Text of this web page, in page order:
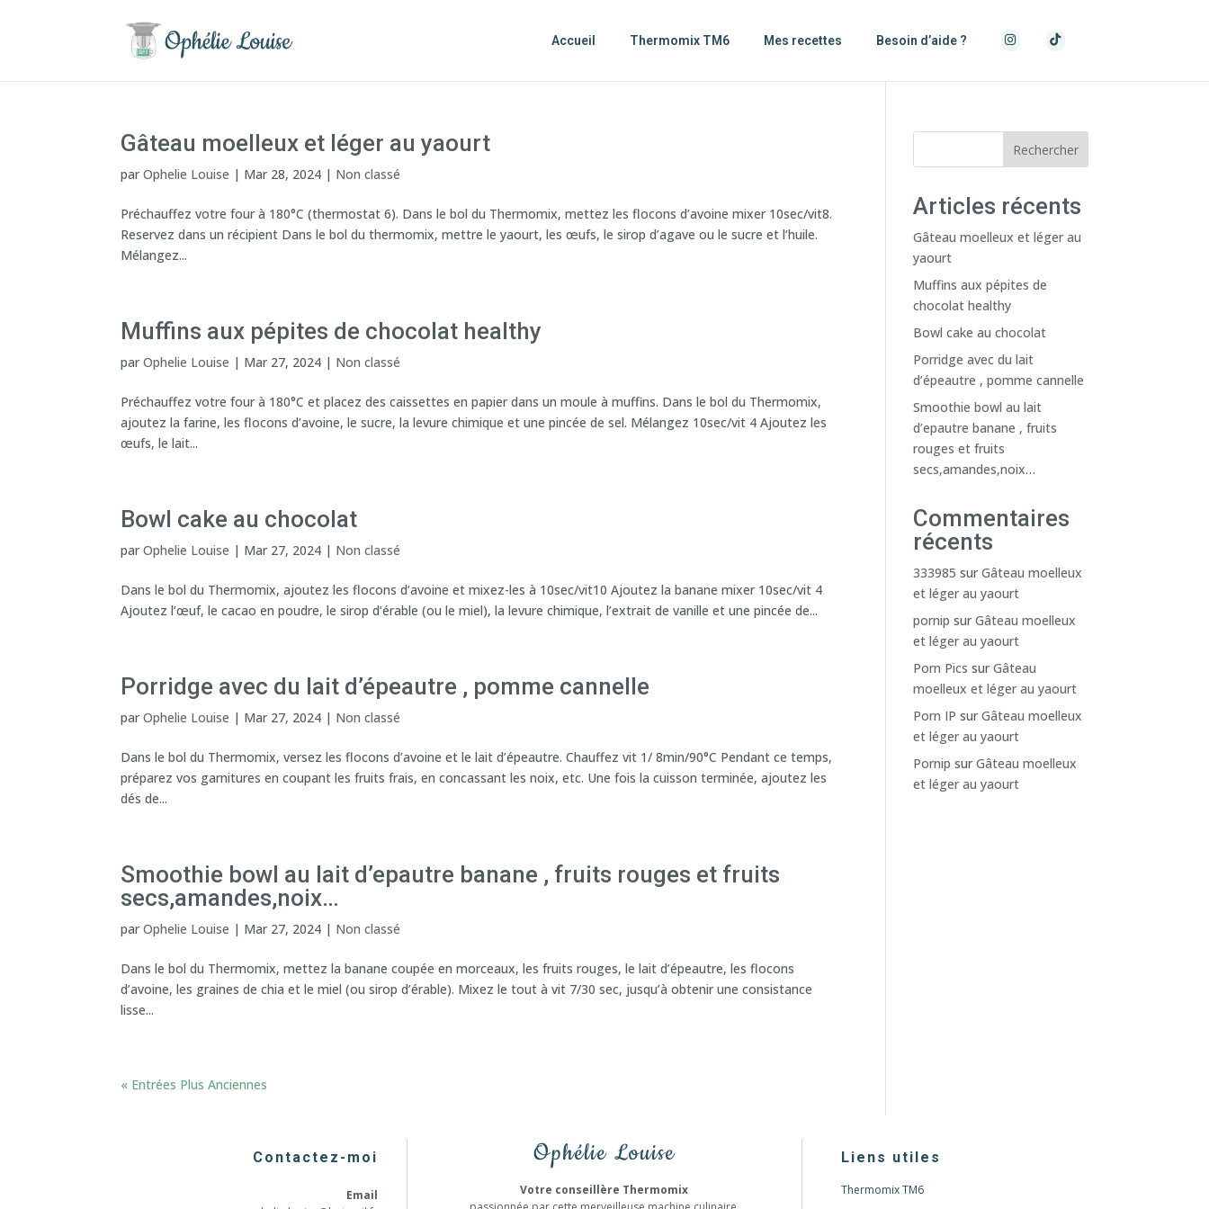
Accueil Thermomix TM6 Mes recettes Besoin d’aide ?
Gâteau moelleux et léger au yaourt
parOphelie Louise | Mar 28, 2024 | Non classé
Préchauffez votre four à 180°C (thermostat 6). Dans le bol du Thermomix, mettez les flocons d’avoine mixer 10sec/vit8.
Reservez dans un récipient Dans le bol du thermomix, mettre le yaourt, les œufs, le sirop d’agave ou le sucre et l’huile.
Mélangez...
Muffins aux pépites de chocolat healthy
parOphelie Louise | Mar 27, 2024 | Non classé
Préchauffez votre four à 180°C et placez des caissettes en papier dans un moule à muffins. Dans le bol du Thermomix,
ajoutez la farine, les flocons d’avoine, le sucre, la levure chimique et une pincée de sel. Mélangez 10sec/vit 4 Ajoutez les
œufs, le lait...
Bowl cake au chocolat
parOphelie Louise | Mar 27, 2024 | Non classé
Dans le bol du Thermomix, ajoutez les flocons d’avoine et mixez-les à 10sec/vit10 Ajoutez la banane mixer 10sec/vit 4
Ajoutez l’œuf, le cacao en poudre, le sirop d’érable (ou le miel), la levure chimique, l’extrait de vanille et une pincée de...
Porridge avec du lait d’épeautre , pomme cannelle
parOphelie Louise | Mar 27, 2024 | Non classé
Dans le bol du Thermomix, versez les flocons d’avoine et le lait d’épeautre. Chauffez vit 1/ 8min/90°C Pendant ce temps,
préparez vos garnitures en coupant les fruits frais, en concassant les noix, etc. Une fois la cuisson terminée, ajoutez les
dés de...
Smoothie bowl au lait d’epautre banane , fruits rouges et fruits
secs,amandes,noix…
parOphelie Louise | Mar 27, 2024 | Non classé
Dans le bol du Thermomix, mettez la banane coupée en morceaux, les fruits rouges, le lait d’épeautre, les flocons
d’avoine, les graines de chia et le miel (ou sirop d’érable). Mixez le tout à vit 7/30 sec, jusqu’à obtenir une consistance
lisse...
« Entrées Plus Anciennes
Rechercher
Articles récents
Gâteau moelleux et léger au
yaourt
Muffins aux pépites de
chocolat healthy
Bowl cake au chocolat
Porridge avec du lait
d’épeautre , pomme cannelle
Smoothie bowl au lait
d’epautre banane , fruits
rouges et fruits
secs,amandes,noix…
Commentaires
récents
333985 surGâteau moelleux
et léger au yaourt
pornip surGâteau moelleux
et léger au yaourt
Porn Pics surGâteau
moelleux et léger au yaourt
Porn IP surGâteau moelleux
et léger au yaourt
Pornip surGâteau moelleux
et léger au yaourt
Contactez-moi
Email
Ophélie Louise
Votre conseillère Thermomix
Liens utiles
Thermomix TM6